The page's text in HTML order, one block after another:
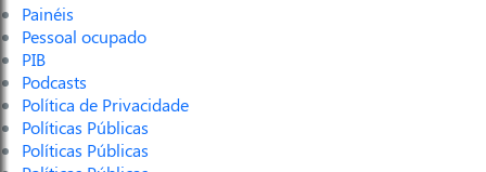
Painéis
Pessoal ocupado
PIB
Podcasts
Política de Privacidade
Políticas Públicas
Políticas Públicas